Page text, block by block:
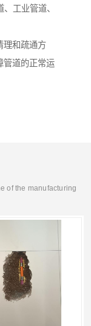
工业管道、
理和疏通方
管道的正常运
of the manufacturing